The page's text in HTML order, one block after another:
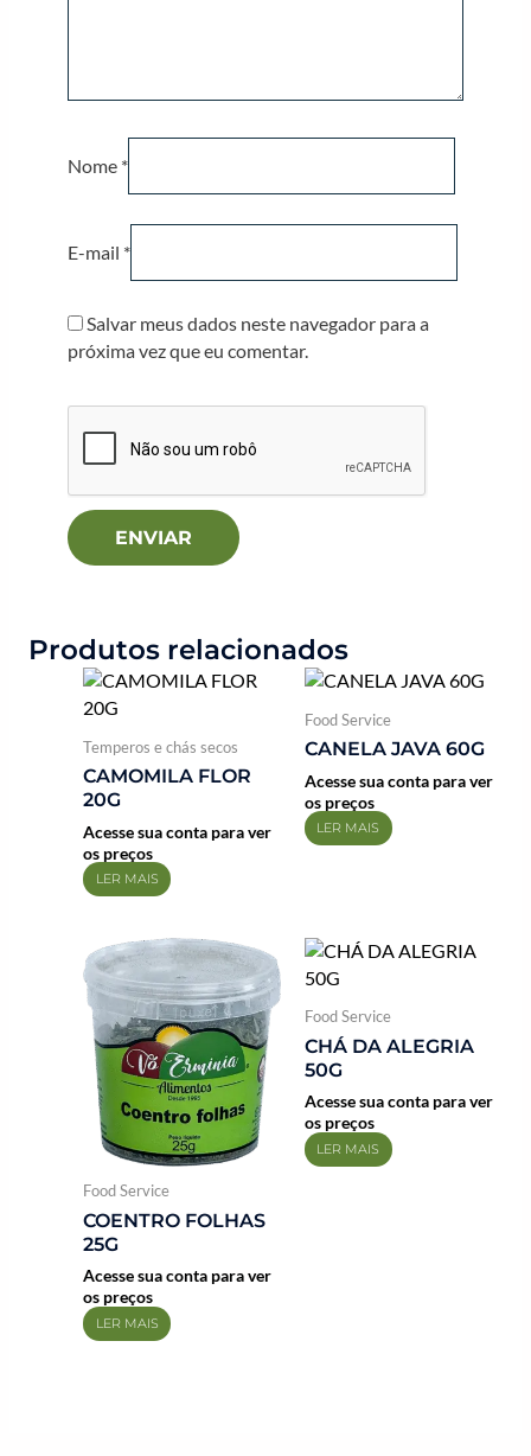
Nome *
E-mail *
Salvar meus dados neste navegador para a
próxima vez que eu comentar.
Produtos relacionados
Temperos e chás secos
CAMOMILA FLOR
20G
Acesse sua conta para ver
os preços
LER MAIS
Food Service
CANELA JAVA 60G
Acesse sua conta para ver
os preços
LER MAIS
Food Service
COENTRO FOLHAS
25G
Acesse sua conta para ver
os preços
LER MAIS
Food Service
CHÁ DA ALEGRIA
50G
Acesse sua conta para ver
os preços
LER MAIS